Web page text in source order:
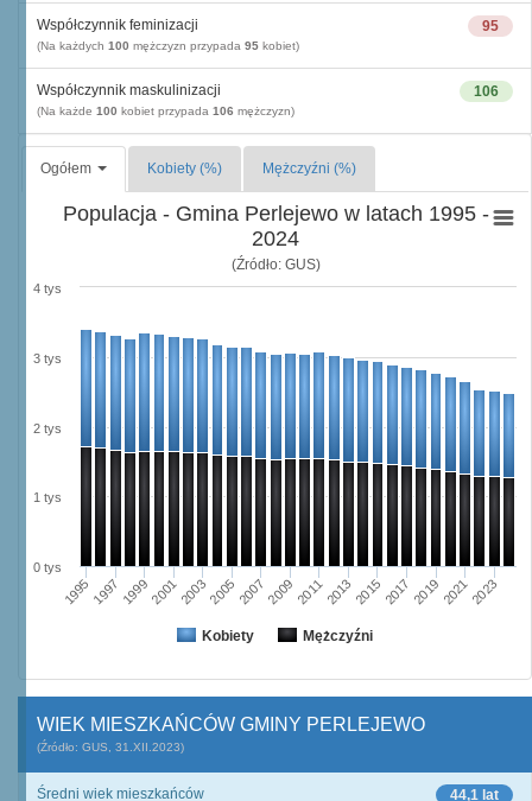
95
Współczynnik feminizacji
(Na każdych 100 mężczyzn przypada 95 kobiet)
106
Współczynnik maskulinizacji
(Na każde 100 kobiet przypada 106 mężczyzn)
Ogółem Kobiety (%) Mężczyźni (%)
Populacja - Gmina Perlejewo w latach 1995 -
2024
(Źródło: GUS)
Kobiety Mężczyźni
19951997 1999200120032005200720092011201320152017 201920212023
0 tys
1 tys
2 tys
3 tys
4 tys
WIEK MIESZKAŃCÓW GMINY PERLEJEWO
(Źródło: GUS, 31.XII.2023)
44,1 lat
Średni wiek mieszkańców